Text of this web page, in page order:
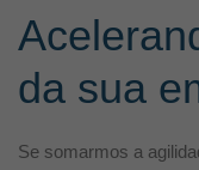
da sua
Se somarmos a